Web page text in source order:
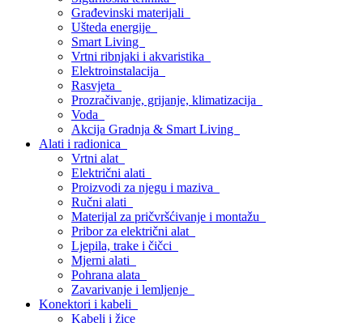
Građevinski materijali
Ušteda energije
Smart Living
Vrtni ribnjaki i akvaristika
Elektroinstalacija
Rasvjeta
Prozračivanje, grijanje, klimatizacija
Voda
Akcija Gradnja & Smart Living
Alati i radionica
Vrtni alat
Električni alati
Proizvodi za njegu i maziva
Ručni alati
Materijal za pričvršćivanje i montažu
Pribor za električni alat
Ljepila, trake i čičci
Mjerni alati
Pohrana alata
Zavarivanje i lemljenje
Konektori i kabeli
Kabeli i žice